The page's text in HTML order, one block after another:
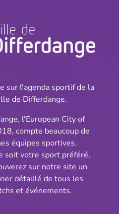
(Terrain
Partager
Cl 2 S 2
sur l'agenda sportif de la
de Differdange.
l'European City of
compte beaucoup de
équipes sportives.
soit votre sport préféré,
sur notre site un
détaillé de tous les
et événements.